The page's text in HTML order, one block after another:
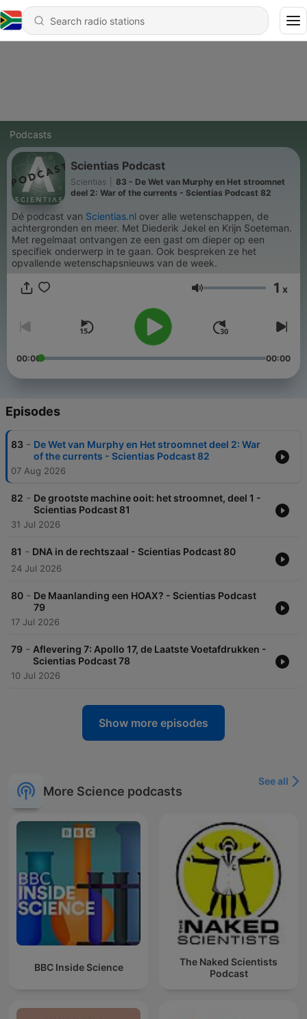
Podcasts
Scientias Podcast
Scientias
83 - De Wet van Murphy en Het stroomnet
deel 2: War of the currents - Scientias Podcast 82
Dé podcast van Scientias.nl over alle wetenschappen, de
achtergronden en meer. Met Diederik Jekel en Krijn Soeteman.
Met regelmaat ontvangen ze een gast om dieper op een
specifiek onderwerp in te gaan. Ook bespreken ze het
opvallende wetenschapsnieuws van de week.
Volume 1 x
00:00 00:00
Episodes
83 - De Wet van Murphy en Het stroomnet deel 2: War
of the currents - Scientias Podcast 82
07 Aug 2026
82 - De grootste machine ooit: het stroomnet, deel 1 -
Scientias Podcast 81
31 Jul 2026
81 - DNA in de rechtszaal - Scientias Podcast 80
24 Jul 2026
80 - De Maanlanding een HOAX? - Scientias Podcast
79
17 Jul 2026
79 - ​Aflevering 7: Apollo 17, de Laatste Voetafdrukken -
Scientias Podcast 78
10 Jul 2026
Show more episodes
More Science podcasts
See all
BBC Inside Science
The Naked Scientists
Podcast